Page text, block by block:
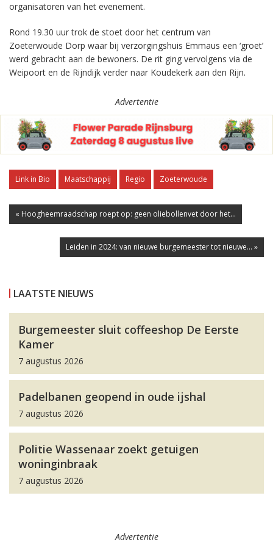
organisatoren van het evenement.
Rond 19.30 uur trok de stoet door het centrum van
Zoeterwoude Dorp waar bij verzorgingshuis Emmaus een ‘groet’
werd gebracht aan de bewoners. De rit ging vervolgens via de
Weipoort en de Rijndijk verder naar Koudekerk aan den Rijn.
Advertentie
Link in Bio Maatschappij Regio Zoeterwoude
« Hoogheemraadschap roept op: geen oliebollenvet door het...
Leiden in 2024: van nieuwe burgemeester tot nieuwe... »
LAATSTE NIEUWS
Burgemeester sluit coffeeshop De Eerste
Kamer
7 augustus 2026
Padelbanen geopend in oude ijshal
7 augustus 2026
Politie Wassenaar zoekt getuigen
woninginbraak
7 augustus 2026
Advertentie